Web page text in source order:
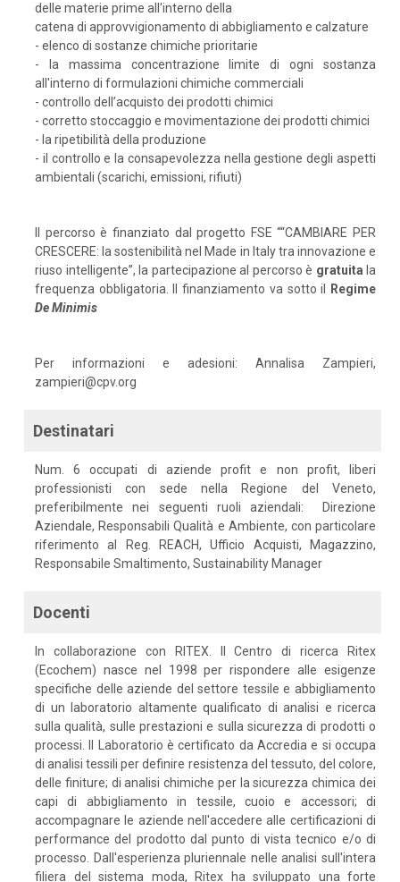
delle materie prime all'interno della
catena di approvvigionamento di abbigliamento e calzature
- elenco di sostanze chimiche prioritarie
- la massima concentrazione limite di ogni sostanza
all'interno di formulazioni chimiche commerciali
- controllo dell’acquisto dei prodotti chimici
- corretto stoccaggio e movimentazione dei prodotti chimici
- la ripetibilità della produzione
- il controllo e la consapevolezza nella gestione degli aspetti
ambientali (scarichi, emissioni, rifiuti)
Il percorso è finanziato dal progetto FSE ““CAMBIARE PER
CRESCERE: la sostenibilità nel Made in Italy tra innovazione e
riuso intelligente”, la partecipazione al percorso è gratuita la
frequenza obbligatoria. Il finanziamento va sotto il
Regime
DeMinimis
Per informazioni e adesioni: Annalisa Zampieri,
zampieri@cpv.org
Destinatari
Num. 6 occupati di aziende profit e non profit, liberi
professionisti con sede nella Regione del Veneto,
preferibilmente nei seguenti ruoli aziendali: Direzione
Aziendale, Responsabili Qualità e Ambiente, con particolare
riferimento al Reg. REACH, Ufficio Acquisti, Magazzino,
Responsabile Smaltimento, Sustainability Manager
Docenti
In collaborazione con RITEX. Il Centro di ricerca Ritex
(Ecochem) nasce nel 1998 per rispondere alle esigenze
specifiche delle aziende del settore tessile e abbigliamento
di un laboratorio altamente qualificato di analisi e ricerca
sulla qualità, sulle prestazioni e sulla sicurezza di prodotti o
processi. Il Laboratorio è certificato da Accredia e si occupa
di analisi tessili per definire resistenza del tessuto, del colore,
delle finiture; di analisi chimiche per la sicurezza chimica dei
capi di abbigliamento in tessile, cuoio e accessori; di
accompagnare le aziende nell'accedere alle certificazioni di
performance del prodotto dal punto di vista tecnico e/o di
processo. Dall'esperienza pluriennale nelle analisi sull'intera
filiera del sistema moda, Ritex ha sviluppato una forte